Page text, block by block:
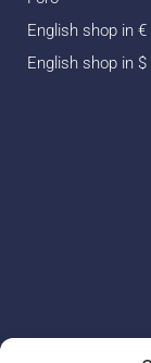
English shop in €
English shop in $